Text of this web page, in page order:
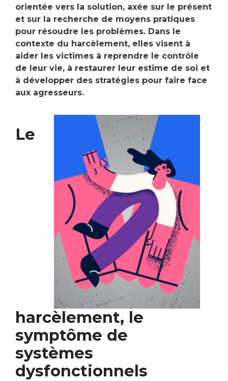
orientée vers la solution, axée sur le présent
et sur la recherche de moyens pratiques
pour résoudre les problèmes. Dans le
contexte du harcèlement, elles visent à
aider les victimes à reprendre le contrôle
de leur vie, à restaurer leur estime de soi et
à développer des stratégies pour faire face
aux agresseurs.
Le
harcèlement, le
symptôme de
systèmes
dysfonctionnels